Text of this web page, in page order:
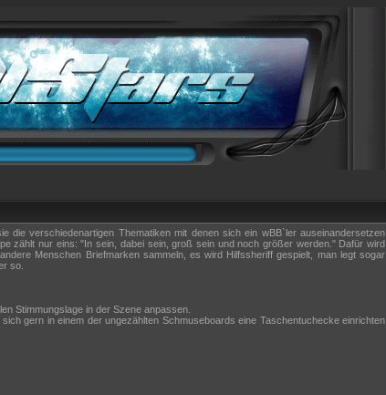
verschiedenartigen Thematiken mit denen sich ein wBB`ler auseinandersetzen
zählt nur eins: "In sein, dabei sein, groß sein und noch größer werden." Dafür wird
Menschen Briefmarken sammeln, es wird Hilfssheriff gespielt, man legt sogar
so.
Stimmungslage in der Szene anpassen.
gern in einem der ungezählten Schmuseboards eine Taschentuchecke einrichten